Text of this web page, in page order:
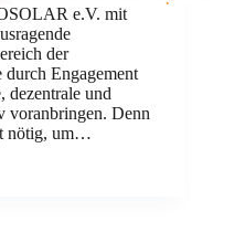
e.V. mit
der
durch Engagement
dezentrale und
voranbringen. Denn
nötig, um…